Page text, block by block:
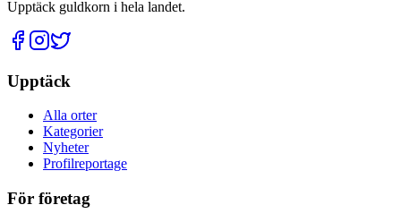
Upptäck guldkorn i hela landet.
Upptäck
Alla orter
Kategorier
Nyheter
Profilreportage
För företag